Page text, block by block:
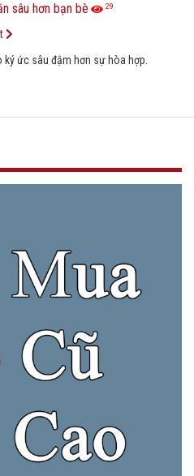
sâu hơn bạn bè 29
ức sâu đậm hơn sự hòa hợp.